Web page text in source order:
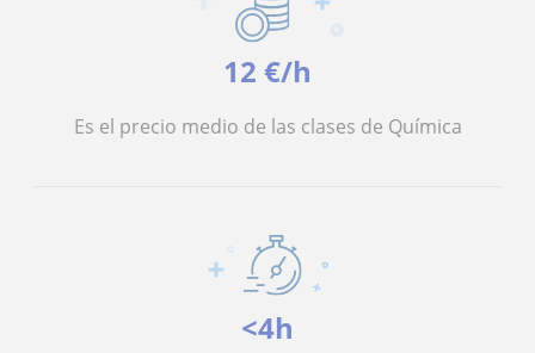
12 €/h
Es el precio medio de las clases de Química
<4h